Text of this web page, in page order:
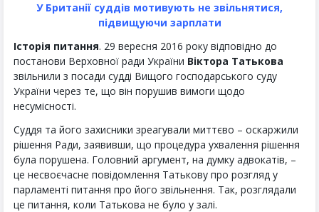
У Британії суддів мотивують не звільнятися,
підвищуючи зарплати
Історія питання. 29 вересня 2016 року відповідно до
постанови Верховної ради України Віктора Татькова
звільнили з посади судді Вищого господарського суду
України через те, що він порушив вимоги щодо
несумісності.
Суддя та його захисники зреагували миттєво – оскаржили
рішення Ради, заявивши, що процедура ухвалення рішення
була порушена. Головний аргумент, на думку адвокатів, –
це несвоєчасне повідомлення Татькову про розгляд у
парламенті питання про його звільнення. Так, розглядали
це питання, коли Татькова не було у залі.